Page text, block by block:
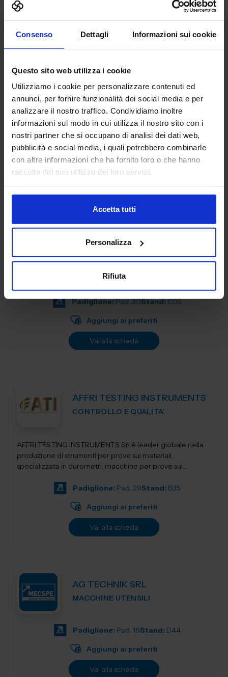
Consenso Dettagli Informazioni sui cookie
Questo sito web utilizza i cookie
Utilizziamo i cookie per personalizzare contenuti ed
annunci, per fornire funzionalità dei social media e per
analizzare il nostro traffico. Condividiamo inoltre
informazioni sul modo in cui utilizza il nostro sito con i
nostri partner che si occupano di analisi dei dati web,
pubblicità e social media, i quali potrebbero combinarle
con altre informazioni che ha fornito loro o che hanno
raccolto dal suo utilizzo dei loro servizi.
Accetta tutti
Personalizza
Rifiuta
Abp Antriebstechnik GmbH
AUTOMAZIONE E ROBOTICA
abp Antriebstechnik GmbH delivers drive solutions that
keep your machines moving—precisely, reliably, and
efficiently. We specialize in shaft couplings, encoders and
motion control components de...
Padiglione: Pad. 30 Stand: A40
ACCETTINI SRL
Padiglione:Pad. 30Stand:C05
Aggiungi ai preferiti
Vai alla scheda
AFFRI TESTING INSTRUMENTS
CONTROLLO E QUALITA'
AFFRI TESTING INSTRUMENTS Srl è leader globale nella
produzione di strumenti per prove sui materiali,
specializzata in durometri, macchine per prove sui
Padiglione: Pad. 29Stand: B35
Aggiungi ai preferiti
Vai alla scheda
AG TECHNIK SRL
MACCHINE UTENSILI
Padiglione: Pad. 16Stand: D44
Aggiungi ai preferiti
Vai alla scheda